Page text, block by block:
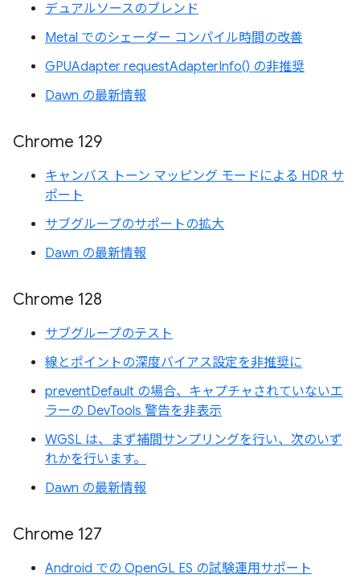
デュアルソースのブレンド
Metal でのシェーダー コンパイル時間の改善
GPUAdapter requestAdapterInfo() の非推奨
Dawn の最新情報
Chrome 129
キャンバス トーン マッピング モードによる HDR サ
ポート
サブグループのサポートの拡大
Dawn の最新情報
Chrome 128
サブグループのテスト
線とポイントの深度バイアス設定を非推奨に
preventDefault の場合、キャプチャされていないエ
ラーの DevTools 警告を非表示
WGSL は、まず補間サンプリングを行い、次のいず
れかを行います。
Dawn の最新情報
Chrome 127
Android での OpenGL ES の試験運用サポート